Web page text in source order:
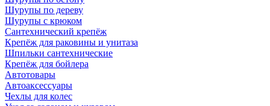
Шурупы по дереву
Шурупы с крюком
Сантехнический крепёж
Крепёж для раковины и унитаза
Шпильки сантехнические
Крепёж для бойлера
Автотовары
Автоаксессуары
Чехлы для колес